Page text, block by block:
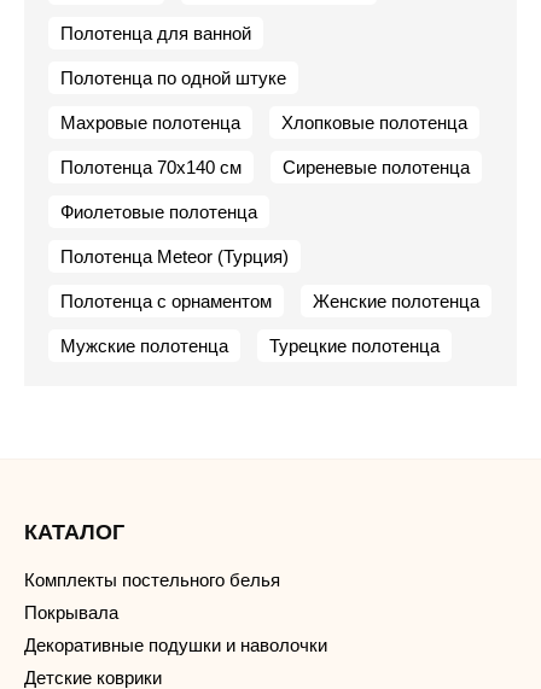
Полотенца для ванной
Полотенца по одной штуке
Махровые полотенца Хлопковые полотенца
Полотенца 70х140 см Сиреневые полотенца
Фиолетовые полотенца
Полотенца Meteor (Турция)
Полотенца с орнаментом Женские полотенца
Мужские полотенца Турецкие полотенца
КАТАЛОГ
Комплекты постельного белья
Покрывала
Декоративные подушки и наволочки
Детские коврики